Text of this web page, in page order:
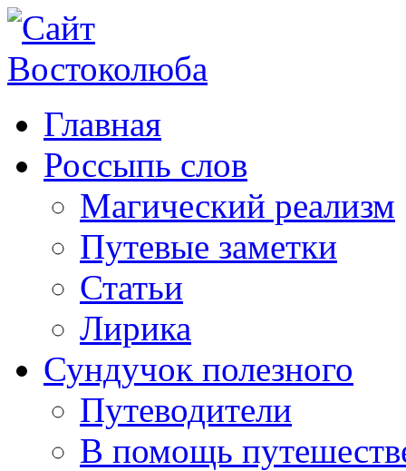
Главная
Россыпь слов
Магический реализм
Путевые заметки
Статьи
Лирика
Сундучок полезного
Путеводители
В помощь